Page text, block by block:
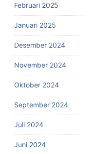
Februari 2025
Januari 2025
Desember 2024
November 2024
Oktober 2024
September 2024
Juli 2024
Juni 2024